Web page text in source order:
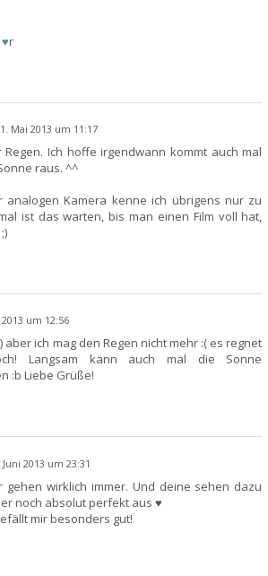
r
Mai 2013 um 11:17
Regen. Ich hoffe irgendwann kommt auch mal
raus. ^^
analogen Kamera kenne ich übrigens nur zu
ist das warten, bis man einen Film voll hat,
um 12:56
aber ich mag den Regen nicht mehr :( es regnet
Langsam kann auch mal die Sonne
:b Liebe Grüße!
Juni 2013 um 23:31
gehen wirklich immer. Und deine sehen dazu
noch absolut perfekt aus ♥
mir besonders gut!